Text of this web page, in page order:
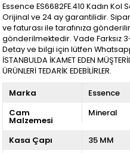
Essence ES6682FE.410 Kadın Kol
Orijinal ve 24 ay garantilidir.
ve faturası ile tarafınıza
gönderilmektedir. Vade Farksız
Detay ve bilgi için lütfen
İSTANBULDA İKAMET EDEN
ÜRÜNLERİ TEDARİK EDEBİLİRLER.
Marka
Essence
Cam
Malzemesi
Mineral
Kasa Çapı
35 MM